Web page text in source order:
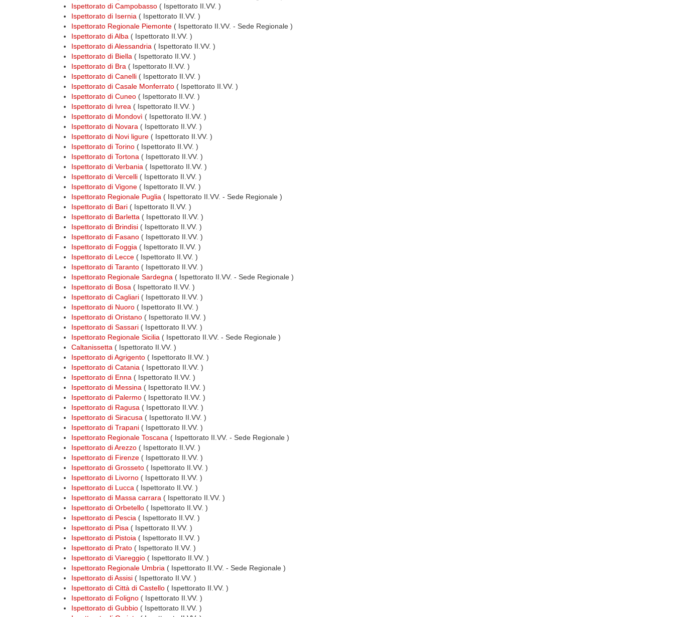
Ispettorato di Campobasso ( Ispettorato II.VV. )
Ispettorato di Isernia ( Ispettorato II.VV. )
Ispettorato Regionale Piemonte ( Ispettorato II.VV. - Sede Regionale )
Ispettorato di Alba ( Ispettorato II.VV. )
Ispettorato di Alessandria ( Ispettorato II.VV. )
Ispettorato di Biella ( Ispettorato II.VV. )
Ispettorato di Bra ( Ispettorato II.VV. )
Ispettorato di Canelli ( Ispettorato II.VV. )
Ispettorato di Casale Monferrato ( Ispettorato II.VV. )
Ispettorato di Cuneo ( Ispettorato II.VV. )
Ispettorato di Ivrea ( Ispettorato II.VV. )
Ispettorato di Mondovì ( Ispettorato II.VV. )
Ispettorato di Novara ( Ispettorato II.VV. )
Ispettorato di Novi ligure ( Ispettorato II.VV. )
Ispettorato di Torino ( Ispettorato II.VV. )
Ispettorato di Tortona ( Ispettorato II.VV. )
Ispettorato di Verbania ( Ispettorato II.VV. )
Ispettorato di Vercelli ( Ispettorato II.VV. )
Ispettorato di Vigone ( Ispettorato II.VV. )
Ispettorato Regionale Puglia ( Ispettorato II.VV. - Sede Regionale )
Ispettorato di Bari ( Ispettorato II.VV. )
Ispettorato di Barletta ( Ispettorato II.VV. )
Ispettorato di Brindisi ( Ispettorato II.VV. )
Ispettorato di Fasano ( Ispettorato II.VV. )
Ispettorato di Foggia ( Ispettorato II.VV. )
Ispettorato di Lecce ( Ispettorato II.VV. )
Ispettorato di Taranto ( Ispettorato II.VV. )
Ispettorato Regionale Sardegna ( Ispettorato II.VV. - Sede Regionale )
Ispettorato di Bosa ( Ispettorato II.VV. )
Ispettorato di Cagliari ( Ispettorato II.VV. )
Ispettorato di Nuoro ( Ispettorato II.VV. )
Ispettorato di Oristano ( Ispettorato II.VV. )
Ispettorato di Sassari ( Ispettorato II.VV. )
Ispettorato Regionale Sicilia ( Ispettorato II.VV. - Sede Regionale )
Caltanissetta ( Ispettorato II.VV. )
Ispettorato di Agrigento ( Ispettorato II.VV. )
Ispettorato di Catania ( Ispettorato II.VV. )
Ispettorato di Enna ( Ispettorato II.VV. )
Ispettorato di Messina ( Ispettorato II.VV. )
Ispettorato di Palermo ( Ispettorato II.VV. )
Ispettorato di Ragusa ( Ispettorato II.VV. )
Ispettorato di Siracusa ( Ispettorato II.VV. )
Ispettorato di Trapani ( Ispettorato II.VV. )
Ispettorato Regionale Toscana ( Ispettorato II.VV. - Sede Regionale )
Ispettorato di Arezzo ( Ispettorato II.VV. )
Ispettorato di Firenze ( Ispettorato II.VV. )
Ispettorato di Grosseto ( Ispettorato II.VV. )
Ispettorato di Livorno ( Ispettorato II.VV. )
Ispettorato di Lucca ( Ispettorato II.VV. )
Ispettorato di Massa carrara ( Ispettorato II.VV. )
Ispettorato di Orbetello ( Ispettorato II.VV. )
Ispettorato di Pescia ( Ispettorato II.VV. )
Ispettorato di Pisa ( Ispettorato II.VV. )
Ispettorato di Pistoia ( Ispettorato II.VV. )
Ispettorato di Prato ( Ispettorato II.VV. )
Ispettorato di Viareggio ( Ispettorato II.VV. )
Ispettorato Regionale Umbria ( Ispettorato II.VV. - Sede Regionale )
Ispettorato di Assisi ( Ispettorato II.VV. )
Ispettorato di Città di Castello ( Ispettorato II.VV. )
Ispettorato di Foligno ( Ispettorato II.VV. )
Ispettorato di Gubbio ( Ispettorato II.VV. )